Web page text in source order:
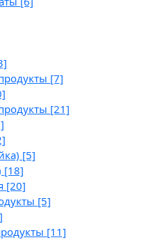
[7]
[21]
[5]
[18]
[20]
[5]
[11]